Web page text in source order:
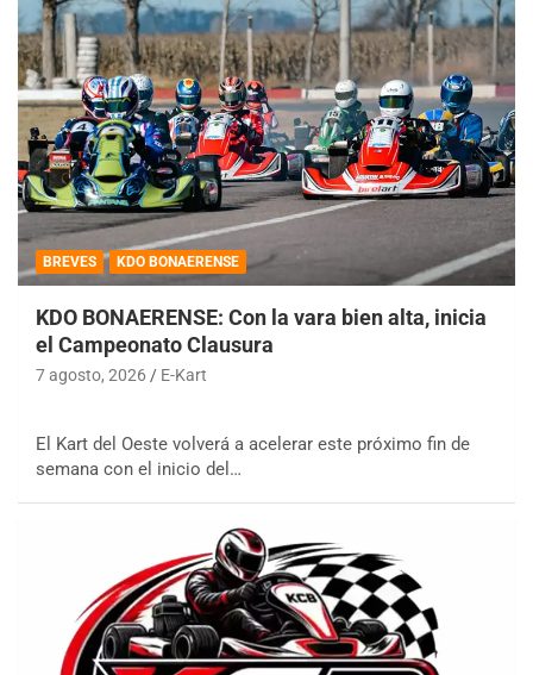
BREVES KDO BONAERENSE
KDO BONAERENSE: Con la vara bien alta, inicia
el Campeonato Clausura
7 agosto, 2026 E-Kart
El Kart del Oeste volverá a acelerar este próximo fin de
semana con el inicio del…